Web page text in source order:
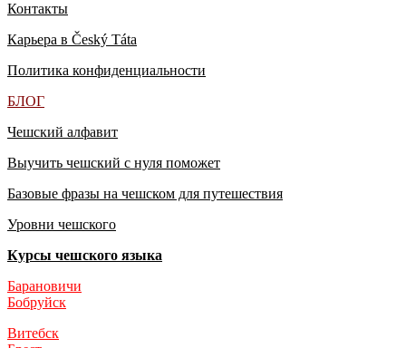
Контакты
Карьера в Český Táta
Политика конфиденциальности
БЛОГ
Чешский алфавит
Выучить чешский с нуля поможет
Базовые фразы на чешском для путешествия
Уровни чешского
Курсы чешского языка
Барановичи
Бобруйск
Витебск